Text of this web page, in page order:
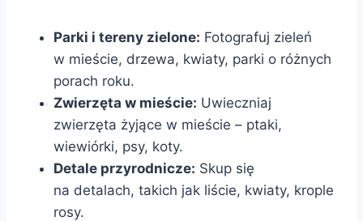
Parki i tereny zielone: Fotografuj zieleń
w mieście, drzewa, kwiaty, parki o różnych
porach roku.
Zwierzęta w mieście: Uwieczniaj
zwierzęta żyjące w mieście – ptaki,
wiewiórki, psy, koty.
Detale przyrodnicze: Skup się
na detalach, takich jak liście, kwiaty, krople
rosy.